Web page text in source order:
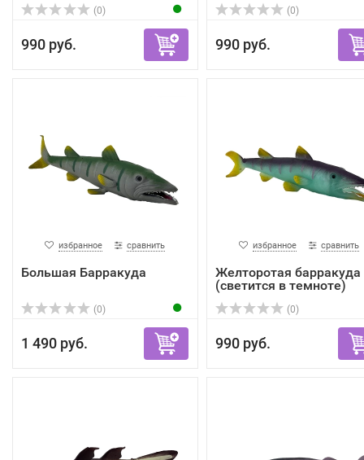
(0)
990 руб.
(0)
990 руб.
избранное сравнить
Большая Барракуда
(0)
1 490 руб.
избранное сравнить
Желторотая барракуда
(светится в темноте)
(0)
990 руб.